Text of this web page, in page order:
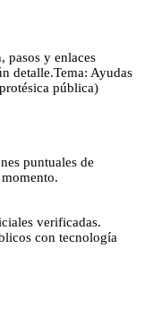
pasos y enlaces
detalle.Tema: Ayudas
pública)
puntuales de
verificadas.
con tecnología